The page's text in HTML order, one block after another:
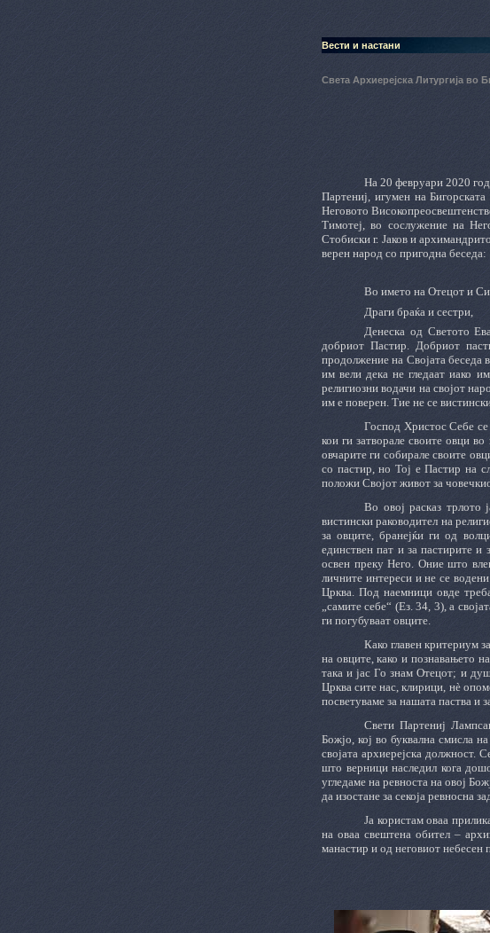
Вести и настани
Света Архиерејска Литургија во
На 20 февруари 2020
Партениј, игумен на
Неговото
Тимотеј, во сослужение на
Стобиски г. Јаков и
верен народ со пригодна беседа:
Во името на Отецот и
Драги браќа и сестри,
Денеска од Светото
добриот Пастир. Добриот
продолжение на Својата беседа
им вели дека не гледаат иако
религиозни водачи на својот
им е поверен. Тие не се
Господ Христос Себе се
кои ги затворале своите овци
овчарите ги собирале своите
со пастир, но Тој е Пастир на
положи Својот живот за
Во овој расказ трлото
вистински раководител на
за овците, бранејќи ги од
единствен пат и за пастирите и
освен преку Него. Оние што
личните интереси и не се
Црква. Под наемници овде
„самите себе“ (Ез. 34, 3), а
ги погубуваат овците.
Како главен критериум
на овците, како и познавањето
така и јас Го знам Отецот; и
Црква сите нас, клирици, нѐ
посветуваме за нашата паства и
Свети Партениј
Божјо, кој во буквална смисла
својата архиерејска должност.
што верници наследил кога
угледаме на ревноста на овој
да изостане за секоја ревносна
Ја користам оваа
на оваа свештена обител –
манастир и од неговиот небесен